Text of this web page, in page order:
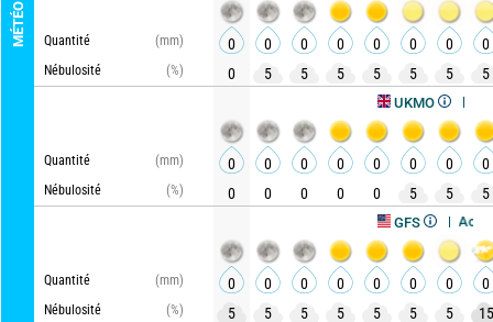
MÉTÉO Quantité
(mm)
Nébulosité
(%)
UKMO Actualisé,
Quantité
(mm)
Nébulosité
(%)
Actualisé, il
Quantité
(mm)
Nébulosité
(%)
0 0 0 0 0 0 0
0
0
5 5 5 5 5 5 5
0 0 0 0 0 0 0
0
0
0 0 0 0 5 5 5
0 0 0 0 0 0 0
0
5
5 5 5 5 5 5 15